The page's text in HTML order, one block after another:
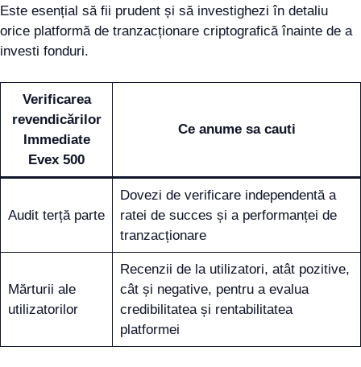
Este esențial să fii prudent și să investighezi în detaliu
orice platformă de tranzacționare criptografică înainte de a
investi fonduri.
Verificarea
revendicărilor
Immediate
Evex 500
Ce anume sa cauti
Audit terță parte
Dovezi de verificare independentă a
ratei de succes și a performanței de
tranzacționare
Mărturii ale
utilizatorilor
Recenzii de la utilizatori, atât pozitive,
cât și negative, pentru a evalua
credibilitatea și rentabilitatea
platformei